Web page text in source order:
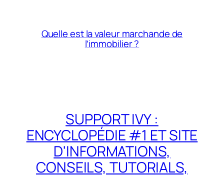
Quelle est la valeur marchande de
l’immobilier ?
SUPPORT IVY :
ENCYCLOPÉDIE #1 ET SITE
D'INFORMATIONS,
CONSEILS, TUTORIALS,